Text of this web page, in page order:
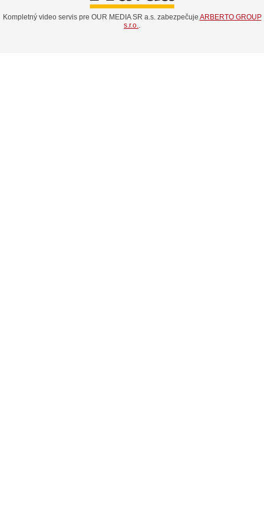
Kompletný video servis pre OUR MEDIA SR a.s. zabezpečuje ARBERTO GROUP
s.r.o..